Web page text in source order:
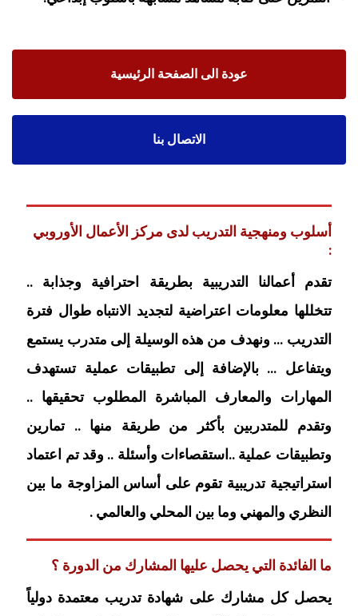
عودة الى الصفحة الرئيسية
الاتصال بنا
أسلوب ومنهجية التدريب لدى مركز الأعمال الأوروبي
:
تقدم أعمالنا التدريبية بطريقة احترافية وجذابة ..
تتخللها معلومات اعتراضية لتجديد الانتباه طوال فترة
التدريب … ونهدف من هذه الوسيلة إلى متدرب يستمع
ويتفاعل … بالإضافة إلى تطبيقات عملية تستهدف
المهارات والمعارف المباشرة المطلوب تحقيقها ..
وتقدم للمتدربين بأكثر من طريقة منها .. تمارين
وتطبيقات عملية ..استقصاءات وأسئلة .. وقد تم اعتماد
استراتيجية تدريبية تقوم على أساس المزاوجة ما بين
النظري والمهني وما بين المحلي والعالمي .
ما الفائدة التي يحصل عليها المشارك من الدورة ؟
يحصل كل مشارك على شهادة تدريب معتمدة دولياً